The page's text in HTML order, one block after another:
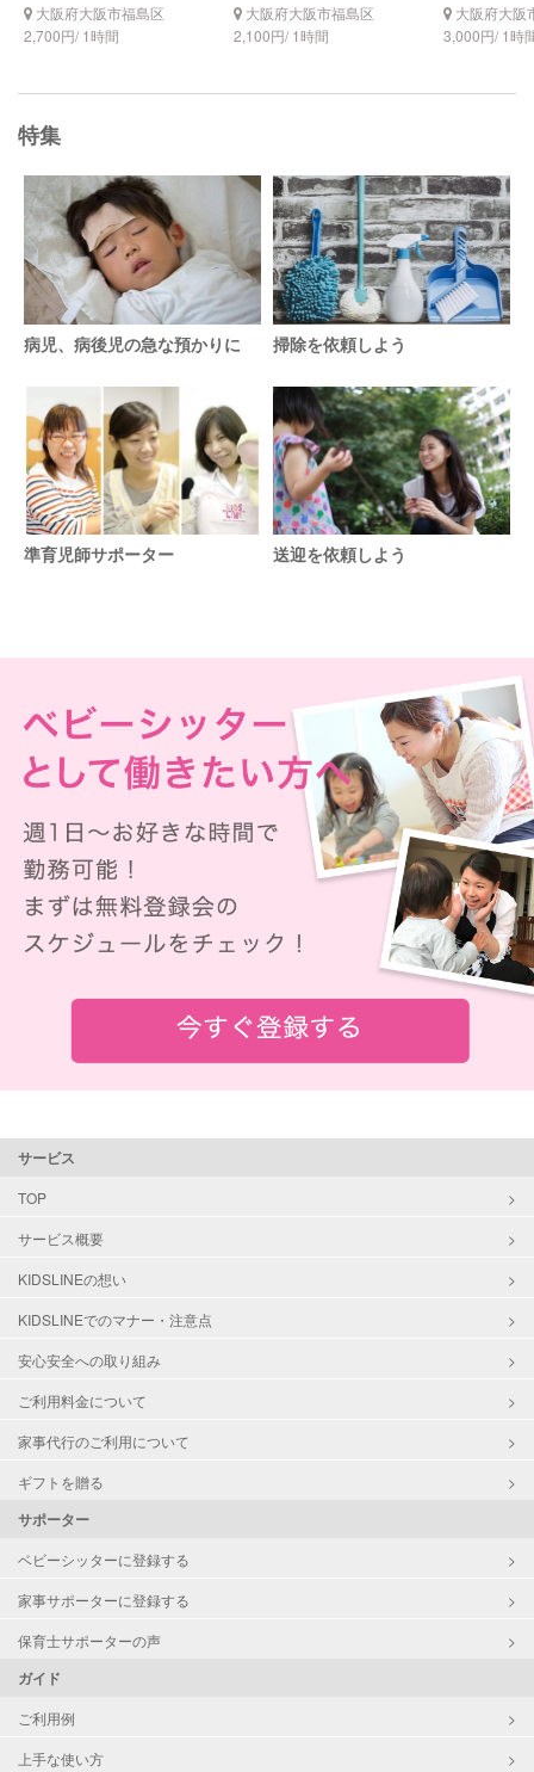
大阪府大阪市福島区
2,700円/ 1時間
大阪府大阪市福島区
2,100円/ 1時間
大阪府大阪
3,000円/ 1時
特集
病児、病後児の急な預かりに 掃除を依頼しよう
準育児師サポーター 送迎を依頼しよう
サービス
TOP
サービス概要
KIDSLINEの想い
KIDSLINEでのマナー・注意点
安心安全への取り組み
ご利用料金について
家事代行のご利用について
ギフトを贈る
サポーター
ベビーシッターに登録する
家事サポーターに登録する
保育士サポーターの声
ガイド
ご利用例
上手な使い方